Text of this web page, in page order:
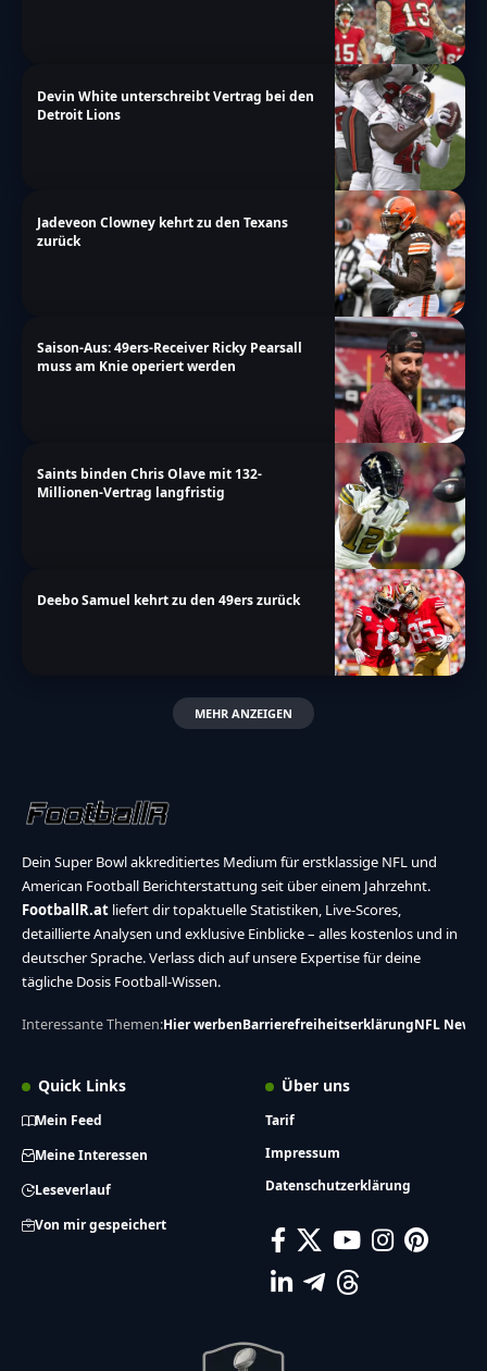
Devin White unterschreibt Vertrag bei den
Detroit Lions
Jadeveon Clowney kehrt zu den Texans
zurück
Saison-Aus: 49ers-Receiver Ricky Pearsall
muss am Knie operiert werden
Saints binden Chris Olave mit 132-
Millionen-Vertrag langfristig
Deebo Samuel kehrt zu den 49ers zurück
MEHR ANZEIGEN
Dein Super Bowl akkreditiertes Medium für erstklassige NFL und
American Football Berichterstattung seit über einem Jahrzehnt.
FootballR.at liefert dir topaktuelle Statistiken, Live-Scores,
detaillierte Analysen und exklusive Einblicke – alles kostenlos und in
deutscher Sprache. Verlass dich auf unsere Expertise für deine
tägliche Dosis Football-Wissen.
Interessante Themen:Hier werbenBarrierefreiheitserklärungNFL News
Quick Links
Mein Feed
Meine Interessen
Leseverlauf
Von mir gespeichert
Über uns
Tarif
Impressum
Datenschutzerklärung